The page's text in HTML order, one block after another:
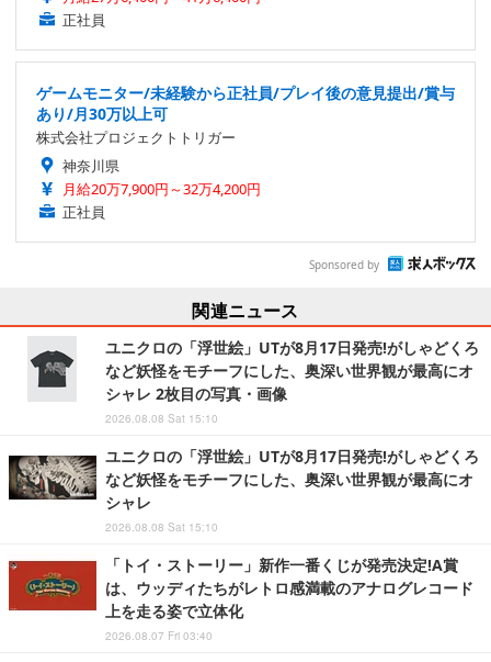
正社員
ゲームモニター/未経験から正社員/プレイ後の意見提出/賞与
あり/月30万以上可
株式会社プロジェクトトリガー
神奈川県
月給20万7,900円～32万4,200円
正社員
Sponsored by
関連ニュース
ユニクロの「浮世絵」UTが8月17日発売!がしゃどくろ
など妖怪をモチーフにした、奥深い世界観が最高にオ
シャレ 2枚目の写真・画像
2026.08.08 Sat 15:10
ユニクロの「浮世絵」UTが8月17日発売!がしゃどくろ
など妖怪をモチーフにした、奥深い世界観が最高にオ
シャレ
2026.08.08 Sat 15:10
「トイ・ストーリー」新作一番くじが発売決定!A賞
は、ウッディたちがレトロ感満載のアナログレコード
上を走る姿で立体化
2026.08.07 Fri 03:40